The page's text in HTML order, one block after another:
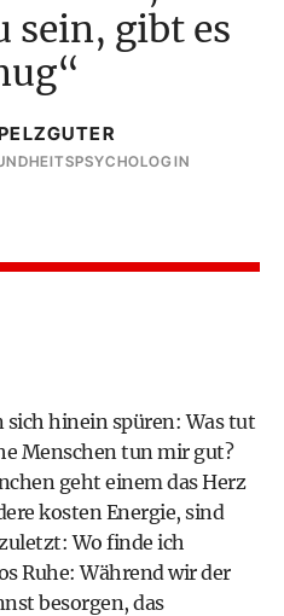
sein, gibt es
hinein spüren: Was tut
Menschen tun mir gut?
geht einem das Herz
kosten Energie, sind
Wo finde ich
Ruhe: Während wir der
besorgen, das